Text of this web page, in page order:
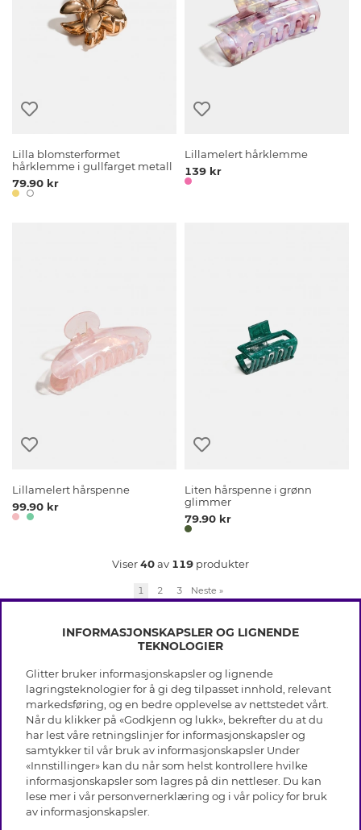
Lilla blomsterformet
hårklemme i gullfarget metall
79.90 kr
Lillamelert hårklemme
139 kr
Lillamelert hårspenne
99.90 kr
Liten hårspenne i grønn
glimmer
79.90 kr
Viser40av 119 produkter
1 2 3 Neste »
INFO
Vilkår
Personvern
Cookies
Medlemsvilkår
Jobb hos Glitter
Tilbakekalling
Gavekort saldo
OM GLITTER
Black Friday
Våre butikker
Varemerker
Selskapets historie
HJELP
Vanlige spørsmål
Kundeservice
INFORMASJONSKAPSLER OG LIGNENDE
TEKNOLOGIER
Glitter bruker informasjonskapsler og lignende
lagringsteknologier for å gi deg tilpasset innhold, relevant
markedsføring, og en bedre opplevelse av nettstedet vårt.
Når du klikker på «Godkjenn og lukk», bekrefter du at du
har lest våre retningslinjer for informasjonskapsler og
samtykker til vår bruk av informasjonskapsler Under
«Innstillinger» kan du når som helst kontrollere hvilke
informasjonskapsler som lagres på din nettleser. Du kan
lese mer i vår personvernerklæring og i vår policy for bruk
av informasjonskapsler